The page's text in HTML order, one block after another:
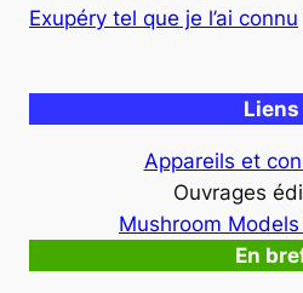
Exupéry tel que je l’ai connu
Liens
Appareils et
Ouvrages
Mushroom
En